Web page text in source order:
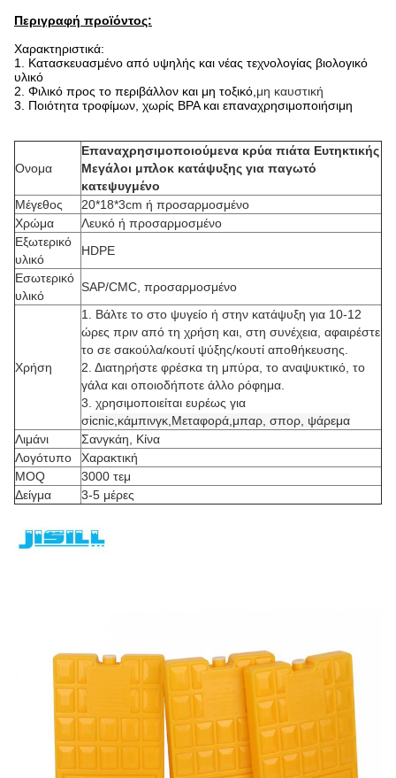
Περιγραφή προϊόντος:
Χαρακτηριστικά:
1. Κατασκευασμένο από υψηλής και νέας τεχνολογίας βιολογικό
υλικό
2. Φιλικό προς το περιβάλλον και μη τοξικό, μη καυστική
3. Ποιότητα τροφίμων, χωρίς BPA και επαναχρησιμοποιήσιμη
Ονομα
Επαναχρησιμοποιούμενα κρύα πιάτα Ευτηκτικής
Μεγάλοι μπλοκ κατάψυξης για παγωτό
κατεψυγμένο
Μέγεθος
20*18*3cm ή προσαρμοσμένο
Χρώμα
Λευκό ή προσαρμοσμένο
Εξωτερικό
υλικό
HDPE
Εσωτερικό
υλικό
SAP/CMC, προσαρμοσμένο
Χρήση
1. Βάλτε το στο ψυγείο ή στην κατάψυξη για 10-12
ώρες πριν από τη χρήση και, στη συνέχεια, αφαιρέστε
το σε σακούλα/κουτί ψύξης/κουτί αποθήκευσης.
2. Διατηρήστε φρέσκα τη μπύρα, το αναψυκτικό, το
γάλα και οποιοδήποτε άλλο ρόφημα.
3. χρησιμοποιείται ευρέως για
σicnic, κάμπινγκ, Μεταφορά, μπαρ, σπορ, ψάρεμα
Λιμάνι
Σανγκάη, Κίνα
Λογότυπο
Χαρακτική
MOQ
3000 τεμ
Δείγμα
3-5 μέρες